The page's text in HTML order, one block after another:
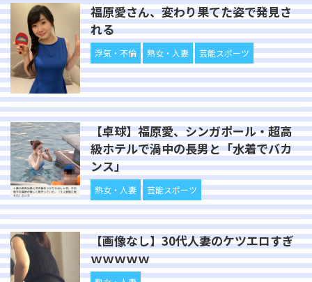
福原愛さん、変わり果てた姿で発見さ
れる
浮気・不倫 熟女・人妻 芸能スポーツ
【卓球】福原愛、シンガポール・超高
級ホテルで渦中の長男と「水着でバカ
ンス」
熟女・人妻 芸能スポーツ
【画像なし】30代人妻のケツエロすぎ
ｗｗｗｗｗ